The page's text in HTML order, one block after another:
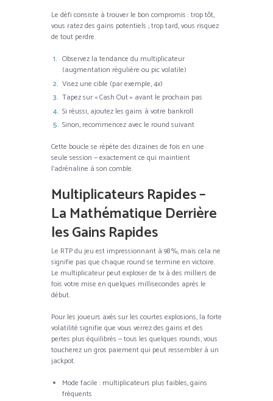
Le défi consiste à trouver le bon compromis : trop tôt,
vous ratez des gains potentiels ; trop tard, vous risquez
de tout perdre.
Observez la tendance du multiplicateur
(augmentation régulière ou pic volatile)
Visez une cible (par exemple, 4x)
Tapez sur « Cash Out » avant le prochain pas
Si réussi, ajoutez les gains à votre bankroll
Sinon, recommencez avec le round suivant
Cette boucle se répète des dizaines de fois en une
seule session — exactement ce qui maintient
l’adrénaline à son comble.
Multiplicateurs Rapides –
La Mathématique Derrière
les Gains Rapides
Le RTP du jeu est impressionnant à 98 %, mais cela ne
signifie pas que chaque round se termine en victoire.
Le multiplicateur peut exploser de 1x à des milliers de
fois votre mise en quelques millisecondes après le
début.
Pour les joueurs axés sur les courtes explosions, la forte
volatilité signifie que vous verrez des gains et des
pertes plus équilibrés — tous les quelques rounds, vous
toucherez un gros paiement qui peut ressembler à un
jackpot.
Mode facile : multiplicateurs plus faibles, gains
fréquents